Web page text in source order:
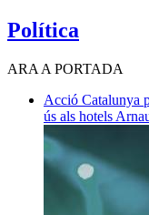
Política
ARA A PORTADA
Acció Catalunya
ús als hotels